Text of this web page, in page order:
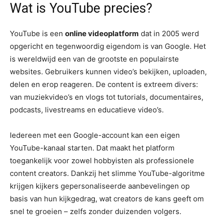
Wat is YouTube precies?
YouTube is een online videoplatform dat in 2005 werd
opgericht en tegenwoordig eigendom is van Google. Het
is wereldwijd een van de grootste en populairste
websites. Gebruikers kunnen video’s bekijken, uploaden,
delen en erop reageren. De content is extreem divers:
van muziekvideo’s en vlogs tot tutorials, documentaires,
podcasts, livestreams en educatieve video’s.
Iedereen met een Google-account kan een eigen
YouTube-kanaal starten. Dat maakt het platform
toegankelijk voor zowel hobbyisten als professionele
content creators. Dankzij het slimme YouTube-algoritme
krijgen kijkers gepersonaliseerde aanbevelingen op
basis van hun kijkgedrag, wat creators de kans geeft om
snel te groeien – zelfs zonder duizenden volgers.